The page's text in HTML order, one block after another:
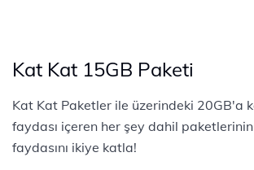
Kat Kat 15GB Paketi
Kat Kat Paketler ile üzerindeki 20GB'a
faydası içeren her şey dahil
faydasını ikiye katla!